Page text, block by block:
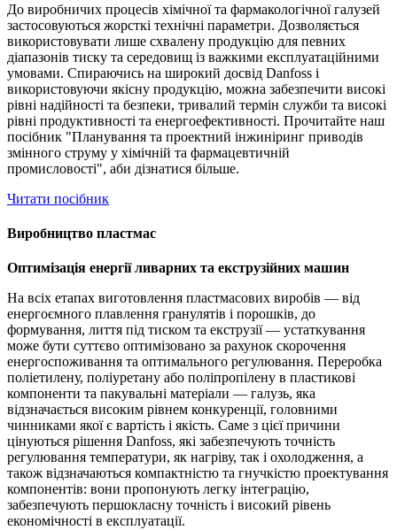
До виробничих процесів хімічної та фармакологічної галузей
застосовуються жорсткі технічні параметри. Дозволяється
використовувати лише схвалену продукцію для певних
діапазонів тиску та середовищ із важкими експлуатаційними
умовами. Спираючись на широкий досвід Danfoss і
використовуючи якісну продукцію, можна забезпечити високі
рівні надійності та безпеки, тривалий термін служби та високі
рівні продуктивності та енергоефективності. Прочитайте наш
посібник "Планування та проектний інжиніринг приводів
змінного струму у хімічній та фармацевтичній
промисловості", аби дізнатися більше.
Читати посібник
Виробництво пластмас
Оптимізація енергії ливарних та екструзійних машин
На всіх етапах виготовлення пластмасових виробів — від
енергоємного плавлення гранулятів і порошків, до
формування, лиття під тиском та екструзії — устаткування
може бути суттєво оптимізовано за рахунок скорочення
енергоспоживання та оптимального регулювання. Переробка
поліетилену, поліуретану або поліпропілену в пластикові
компоненти та пакувальні матеріали — галузь, яка
відзначається високим рівнем конкуренції, головними
чинниками якої є вартість і якість. Саме з цієї причини
цінуються рішення Danfoss, які забезпечують точність
регулювання температури, як нагріву, так і охолодження, а
також відзначаються компактністю та гнучкістю проектування
компонентів: вони пропонують легку інтеграцію,
забезпечують першокласну точність і високий рівень
економічності в експлуатації.